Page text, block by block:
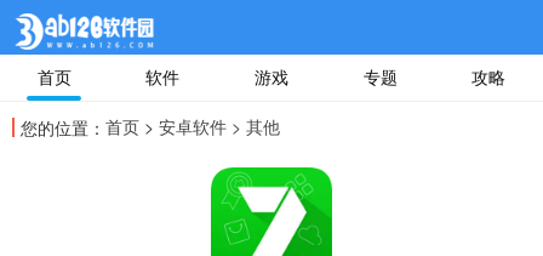
首页 软件 游戏 专题 攻略
您的位置： 首页 > 安卓软件 > 其他